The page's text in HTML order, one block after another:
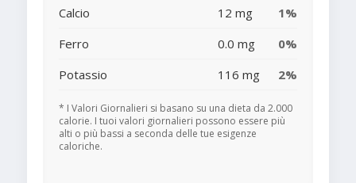
Calcio
12 mg
1%
Ferro
0.0 mg
0%
Potassio
116 mg 2%
* I Valori Giornalieri si basano su una dieta da 2.000
calorie. I tuoi valori giornalieri possono essere più
alti o più bassi a seconda delle tue esigenze
caloriche.